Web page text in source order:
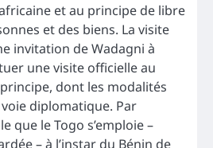
et au principe de libre
et des biens. La visite
invitation de Wadagni à
une visite officielle au
dont les modalités
diplomatique. Par
que le Togo s’emploie –
– à l’instar du Bénin de